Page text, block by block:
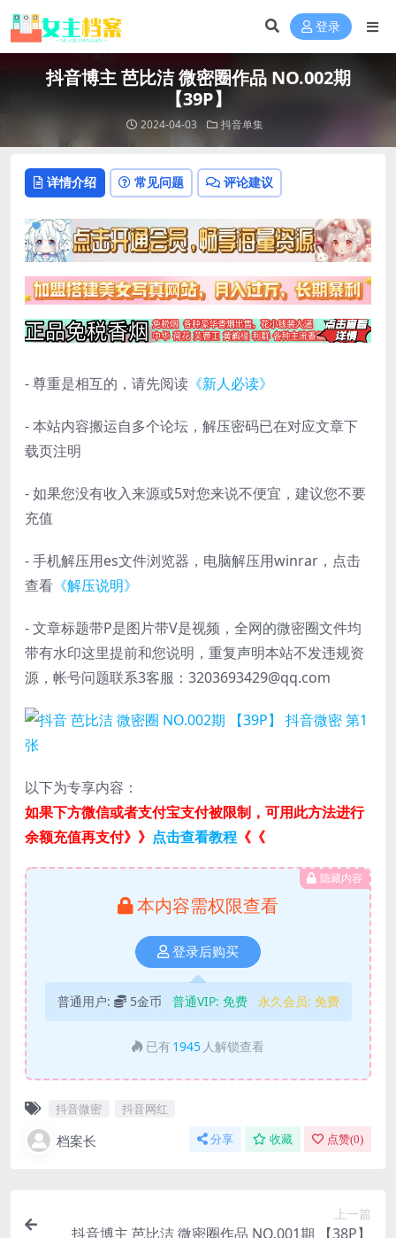
登录
抖音博主 芭比洁 微密圈作品 NO.002期
【39P】
2024-04-03 抖音单集
详情介绍 常见问题 评论建议
- 尊重是相互的，请先阅读 《新人必读》
- 本站内容搬运自多个论坛，解压密码已在对应文章下
载页注明
- 如果您没有收入来源或5对您来说不便宜，建议您不要
充值
- 手机解压用es文件浏览器，电脑解压用winrar，点击
查看 《解压说明》
- 文章标题带P是图片带V是视频，全网的微密圈文件均
带有水印这里提前和您说明，重复声明本站不发违规资
源，帐号问题联系3客服：3203693429@qq.com
以下为专享内容：
如果下方微信或者支付宝支付被限制，可用此方法进行
余额充值再支付》》 点击查看教程 《《
隐藏内容
本内容需权限查看
登录后购买
普通用户: 5金币 普通VIP: 免费 永久会员: 免费
已有 1945 人解锁查看
抖音微密 抖音网红
档案长 分享 收藏 点赞(0)
上一篇
抖音博主 芭比洁 微密圈作品 NO.001期 【38P】